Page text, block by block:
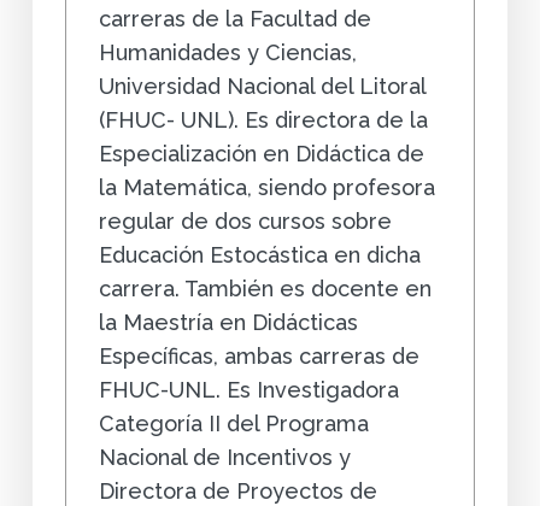
carreras de la Facultad de
Humanidades y Ciencias,
Universidad Nacional del Litoral
(FHUC- UNL). Es directora de la
Especialización en Didáctica de
la Matemática, siendo profesora
regular de dos cursos sobre
Educación Estocástica en dicha
carrera. También es docente en
la Maestría en Didácticas
Específicas, ambas carreras de
FHUC-UNL. Es Investigadora
Categoría II del Programa
Nacional de Incentivos y
Directora de Proyectos de